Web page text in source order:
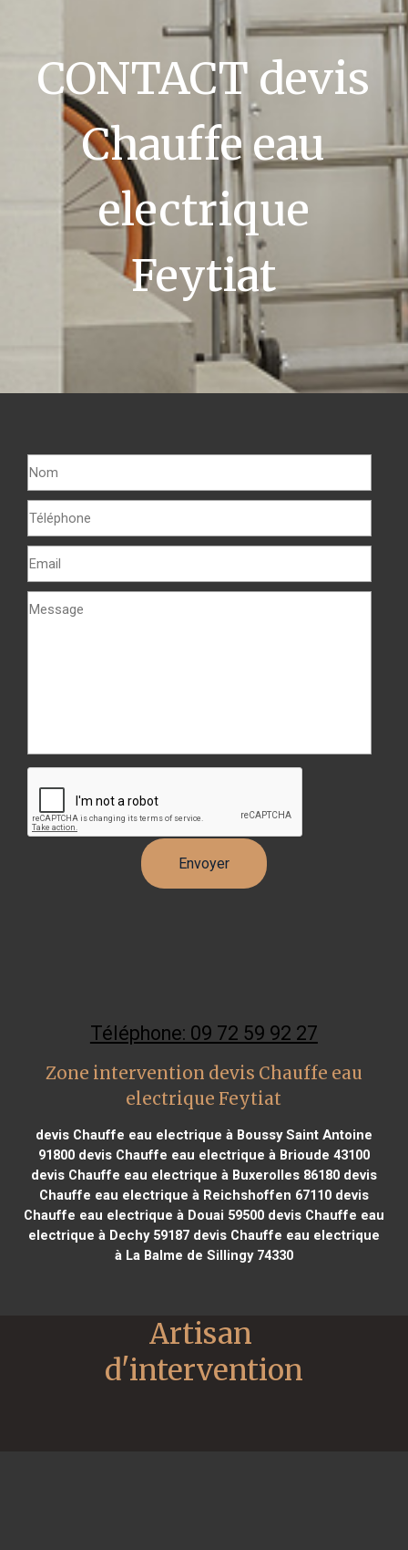
CONTACT devis
Chauffe eau
electrique
Feytiat
Téléphone: 09 72 59 92 27
Zone intervention devis Chauffe eau
electrique Feytiat
devis Chauffe eau electrique à Boussy Saint Antoine
91800devis Chauffe eau electrique à Brioude 43100
devis Chauffe eau electrique à Buxerolles 86180devis
Chauffe eau electrique à Reichshoffen 67110devis
Chauffe eau electrique à Douai 59500devis Chauffe eau
electrique à Dechy 59187devis Chauffe eau electrique
à La Balme de Sillingy 74330
Artisan
d'intervention